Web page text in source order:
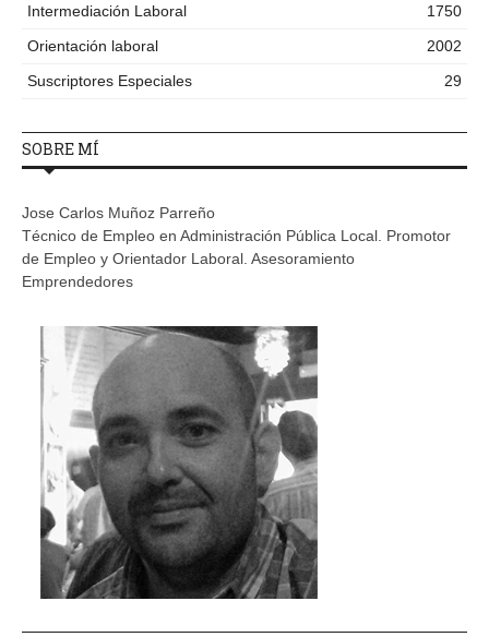
Intermediación Laboral
1750
Orientación laboral
2002
Suscriptores Especiales
29
SOBRE MÍ
Jose Carlos Muñoz Parreño
Técnico de Empleo en Administración Pública Local. Promotor
de Empleo y Orientador Laboral. Asesoramiento
Emprendedores